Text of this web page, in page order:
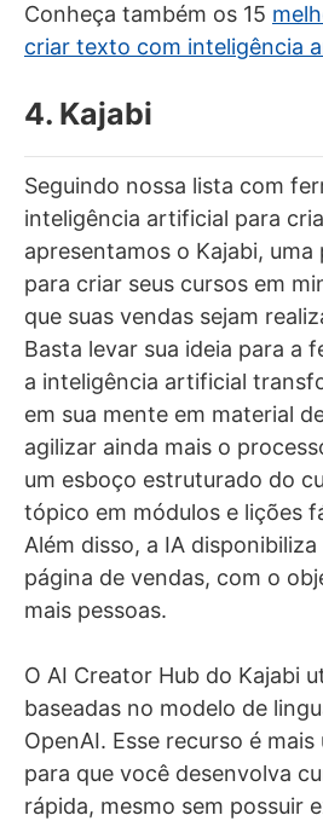
Conheça também os 15
criar texto com inteligência
4. Kajabi
Seguindo nossa lista com
inteligência artificial para
apresentamos o Kajabi,
para criar seus cursos em
que suas vendas sejam
Basta levar sua ideia para a
a inteligência artificial
em sua mente em material
agilizar ainda mais o
um esboço estruturado do
tópico em módulos e lições
Além disso, a IA
página de vendas, com o
mais pessoas.
O AI Creator Hub do Kajabi
baseadas no modelo de
OpenAI. Esse recurso é
para que você desenvolva
rápida, mesmo sem possuir